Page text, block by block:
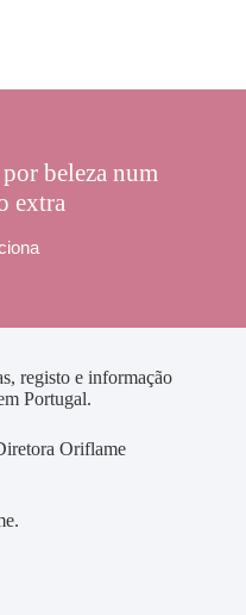
beleza num
extra
registo e informação
Portugal.
Oriflame